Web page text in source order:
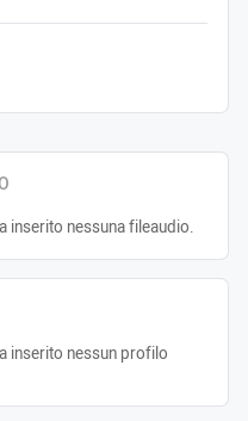
inserito nessuna fileaudio.
inserito nessun profilo